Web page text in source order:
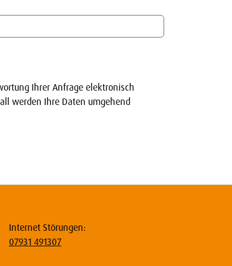
Ihrer Anfrage elektronisch
werden Ihre Daten umgehend
Internet Störungen:
07931 491307